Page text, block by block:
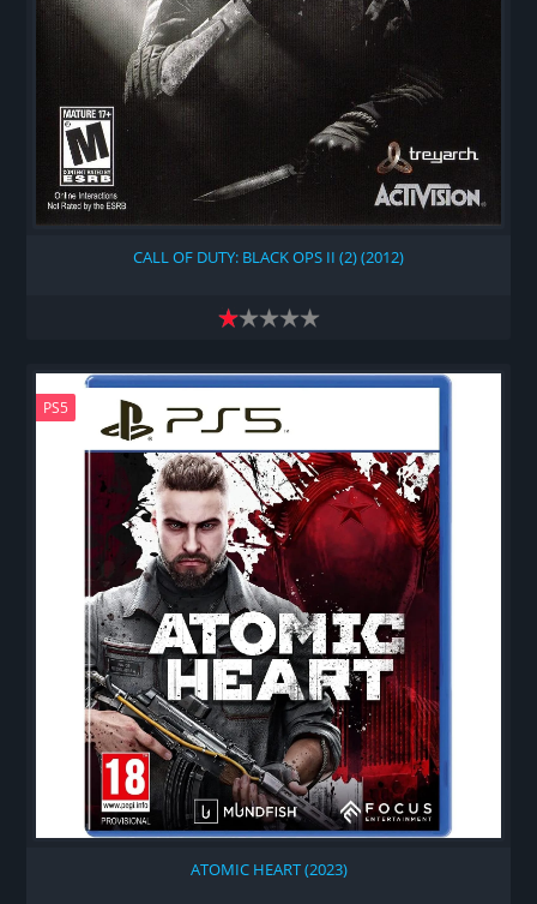
CALL OF DUTY: BLACK OPS II (2) (2012)
PS5
ATOMIC HEART (2023)